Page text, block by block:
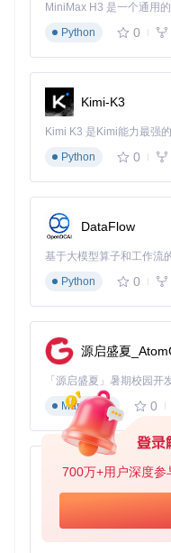
700万+用户深度参
yay -S opencode-git
：
clone
cd opencode
sudo
安装程序会自动检测系
Code支持Linux、
保不同开发环境下的一
于同类工具的平均2.1秒
场景应用：3大开
痛点：开发流程中的效
开发过程中，开发者约
理解陌生API。特别是在
阻碍了快速迭代。
Python
0
Kimi-K3
Python
0
DataFlow
基于大模型算子和工作流
Python
0
源启盛夏
Markdown
0
py-xiaozhi
Python
0